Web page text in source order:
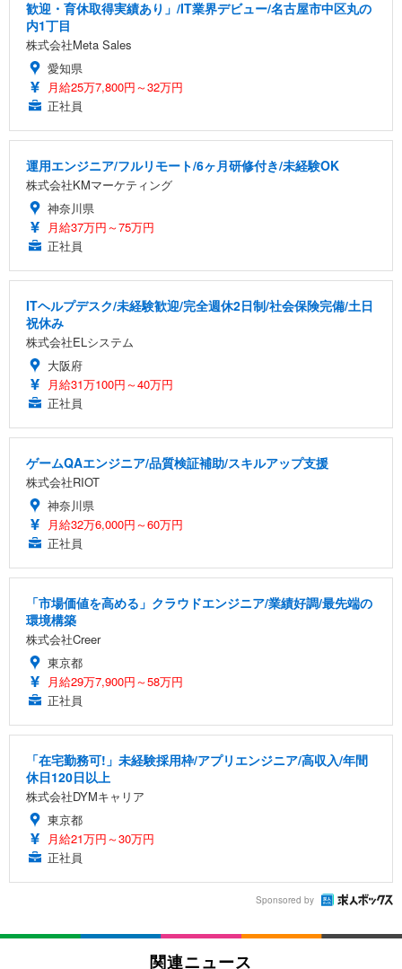
歓迎・育休取得実績あり」/IT業界デビュー/名古屋市中区丸の
内1丁目
株式会社Meta Sales
愛知県
月給25万7,800円～32万円
正社員
運用エンジニア/フルリモート/6ヶ月研修付き/未経験OK
株式会社KMマーケティング
神奈川県
月給37万円～75万円
正社員
ITヘルプデスク/未経験歓迎/完全週休2日制/社会保険完備/土日
祝休み
株式会社ELシステム
大阪府
月給31万100円～40万円
正社員
ゲームQAエンジニア/品質検証補助/スキルアップ支援
株式会社RIOT
神奈川県
月給32万6,000円～60万円
正社員
「市場価値を高める」クラウドエンジニア/業績好調/最先端の
環境構築
株式会社Creer
東京都
月給29万7,900円～58万円
正社員
「在宅勤務可!」未経験採用枠/アプリエンジニア/高収入/年間
休日120日以上
株式会社DYMキャリア
東京都
月給21万円～30万円
正社員
Sponsored by
関連ニュース